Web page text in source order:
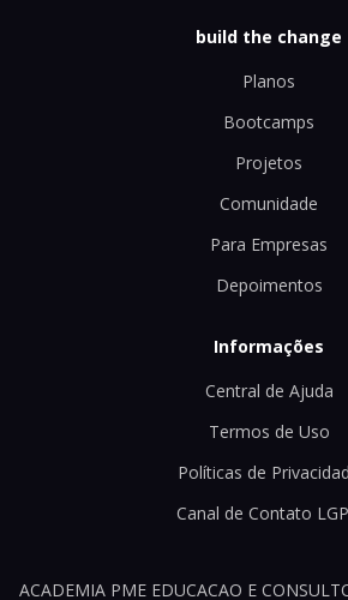
build the change
Planos
Bootcamps
Projetos
Comunidade
Para Empresas
Depoimentos
Informações
Central de Ajuda
Termos de Uso
Políticas de
Canal de Contato
ACADEMIA PME EDUCACAO E